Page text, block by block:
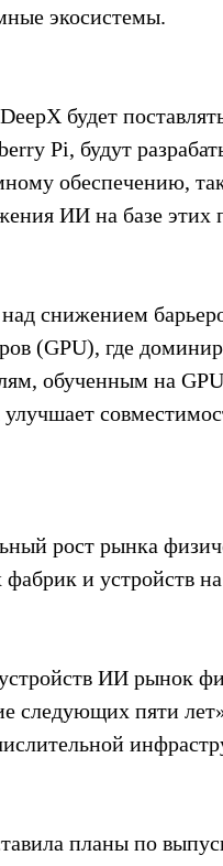
экосистемы.
будет
Pi, будут
обеспечению,
ИИ на базе этих
снижением
(GPU), где
обученным на
рост рынка
и устройств
ИИ рынок
следующих пяти
планы по